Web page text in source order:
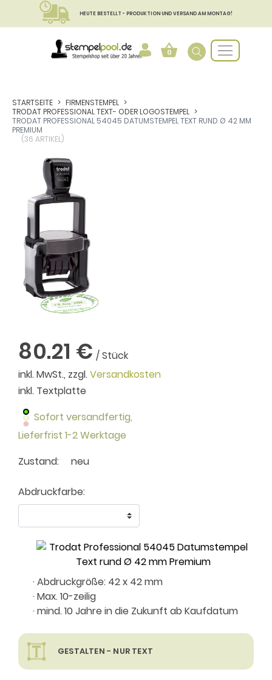
HEUTE BESTELLT - PRODUKTION UND VERSAND AM MONTAG!
0
STARTSEITE
FIRMENSTEMPEL
TRODAT PROFESSIONAL TEXT- ODER LOGOSTEMPEL
TRODAT PROFESSIONAL 54045 DATUMSTEMPEL TEXT RUND Ø 42 MM
PREMIUM
(36 ARTIKEL)
80.21 € / Stück
inkl. MwSt., zzgl.Versandkosten
inkl. Textplatte
Sofort versandfertig,
Lieferfrist 1-2 Werktage
Zustand:
neu
Abdruckfarbe:
· Abdruckgröße: 42 x 42 mm
· Max. 10-zeilig
· mind. 10 Jahre in die Zukunft ab Kaufdatum
GESTALTEN - NUR TEXT